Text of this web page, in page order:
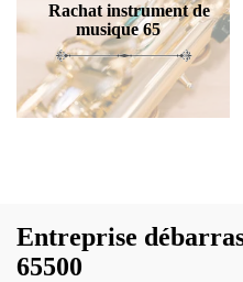
Rachat instrument de
musique 65
Entreprise
65500